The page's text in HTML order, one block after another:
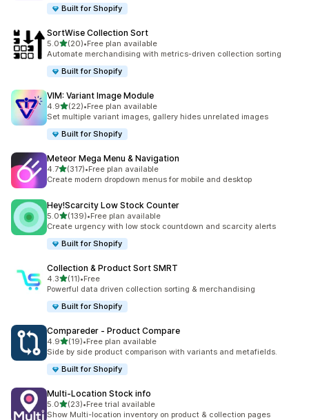
Built for Shopify
SortWise Collection Sort
5.05つ星中
(20)
合計レビュー数：20件
•Free plan available
Automate merchandising with metrics-driven collection sorting
Built for Shopify
VIM: Variant Image Module
4.95つ星中
(22)
合計レビュー数：22件
•Free plan available
Set multiple variant images, gallery hides unrelated images
Built for Shopify
Meteor Mega Menu & Navigation
4.75つ星中
(317)
合計レビュー数：317件
•Free plan available
Create modern dropdown menus for mobile and desktop
Hey!Scarcity Low Stock Counter
5.05つ星中
(139)
合計レビュー数：139件
•Free plan available
Create urgency with low stock countdown and scarcity alerts
Built for Shopify
Collection & Product Sort SMRT
4.35つ星中
(11)
合計レビュー数：11件
•Free
Powerful data driven collection sorting & merchandising
Built for Shopify
Compareder ‑ Product Compare
4.95つ星中
(19)
合計レビュー数：19件
•Free plan available
Side by side product comparison with variants and metafields.
Built for Shopify
Multi‑Location Stock info
5.05つ星中
(23)
合計レビュー数：23件
•Free trial available
Show Multi-location inventory on product & collection pages